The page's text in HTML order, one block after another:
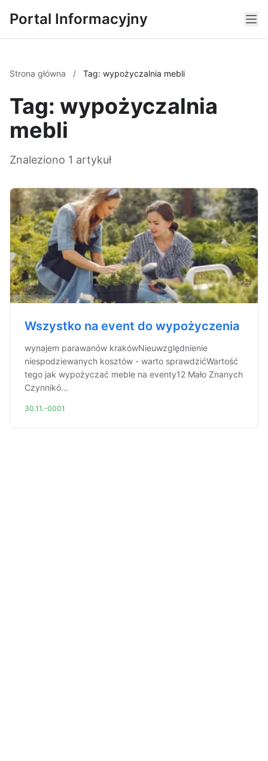
Portal Informacyjny
Strona główna / Tag: wypożyczalnia mebli
Tag: wypożyczalnia
mebli
Znaleziono 1 artykuł
Wszystko na event do wypożyczenia
wynajem parawanów krakówNieuwzględnienie
niespodziewanych kosztów - warto sprawdzićWartość
tego jak wypożyczać meble na eventy12 Mało Znanych
Czynnikó...
30.11.-0001